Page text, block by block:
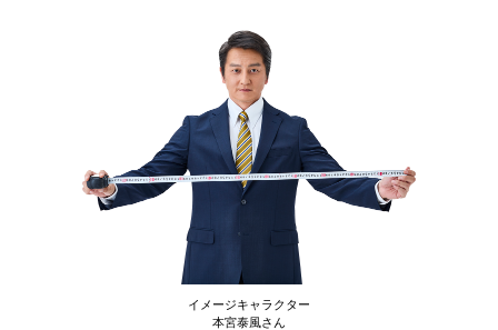
イメージキャラクター
本宮泰風さん